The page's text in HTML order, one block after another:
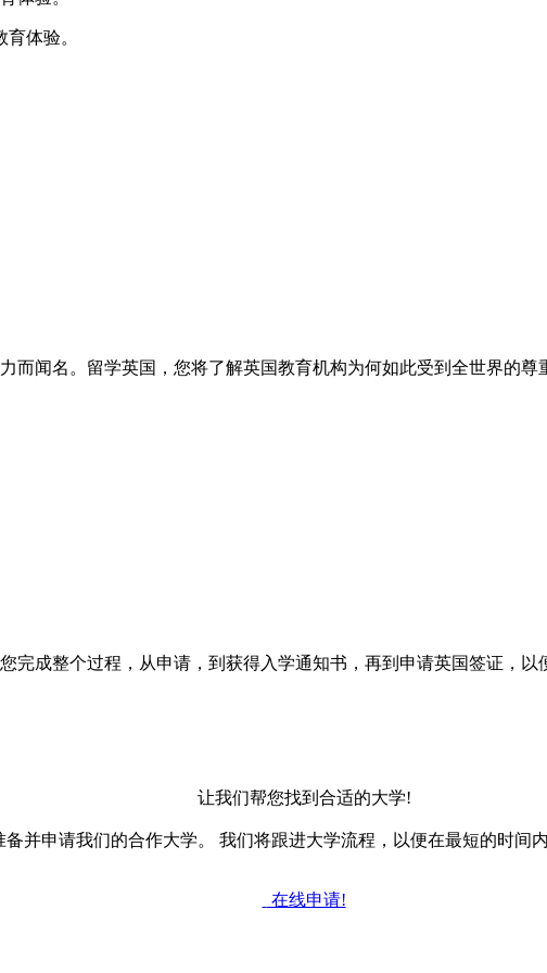
体验。
而闻名。留学英国，您将了解英国教育机构为何如此受到全世界的尊
完成整个过程，从申请，到获得入学通知书，再到申请英国签证，
让我们帮您找到合适的大学!
备并申请我们的合作大学。 我们将跟进大学流程，以便在最短的时间
在线申请!